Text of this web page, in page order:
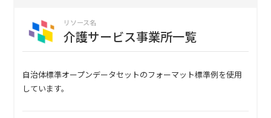
リソース名
介護サービス事業所一覧
自治体標準オープンデータセットのフォーマット標準例を使用
しています。